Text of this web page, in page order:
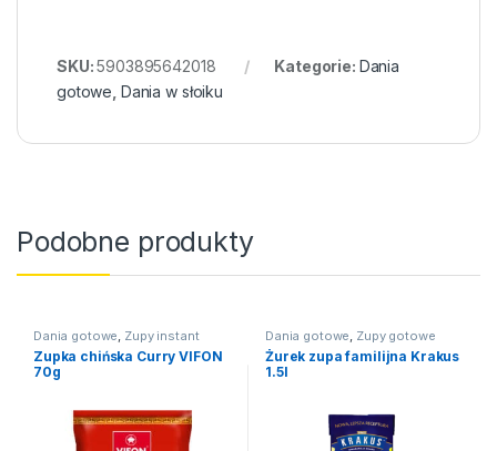
SKU:5903895642018 Kategorie: Dania
gotowe, Dania w słoiku
Podobne produkty
Dania gotowe, Zupy instant
Zupka chińska Curry VIFON
70g
Dania gotowe, Zupy gotowe
Żurek zupa familijna Krakus
1.5l